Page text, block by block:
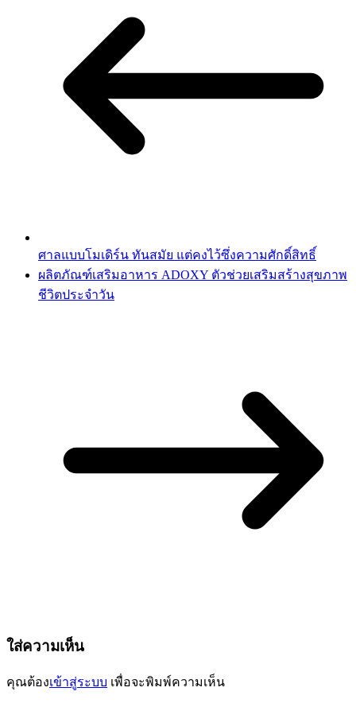
ศาลแบบโมเดิร์น ทันสมัย แต่คงไว้ซึ่งความศักดิ์สิทธิ์
ผลิตภัณฑ์เสริมอาหาร ADOXY ตัวช่วยเสริมสร้างสุขภาพ
ชีวิตประจำวัน
ใส่ความเห็น
คุณต้องเข้าสู่ระบบ เพื่อจะพิมพ์ความเห็น